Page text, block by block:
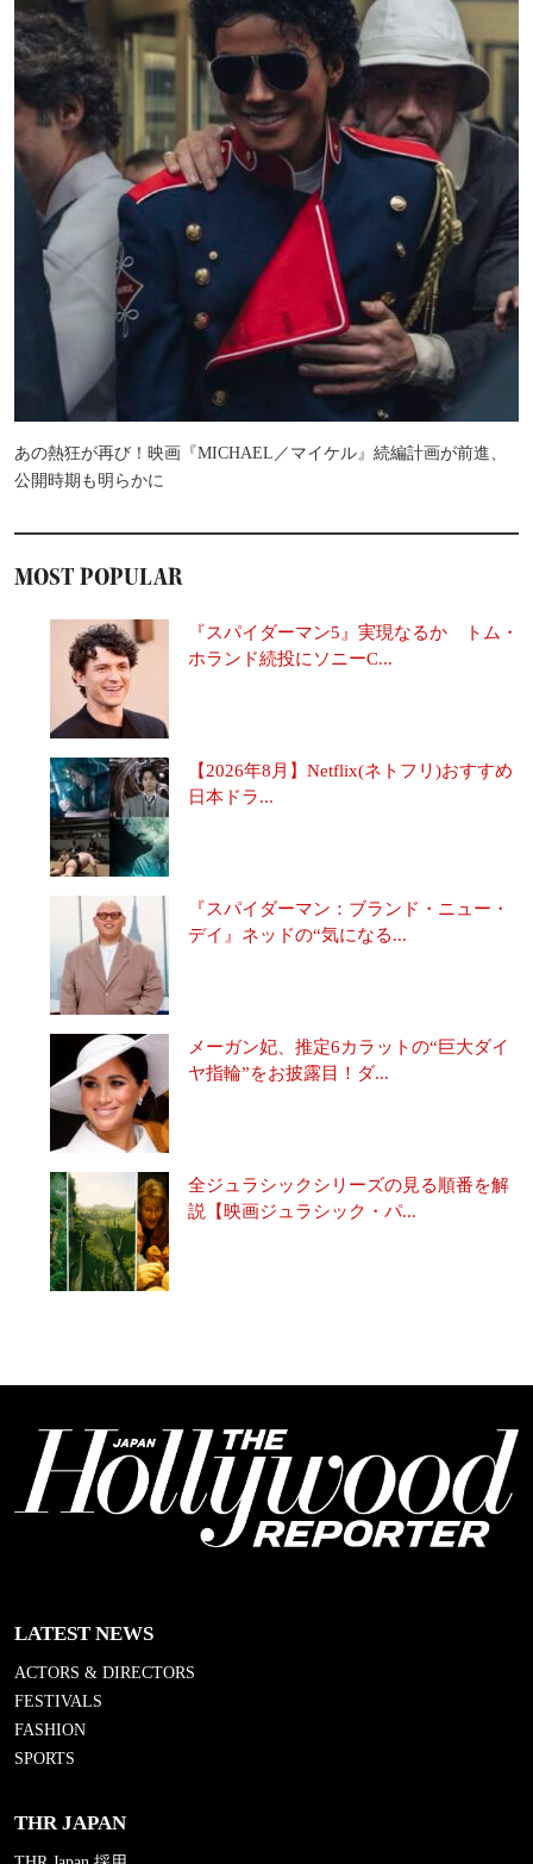
あの熱狂が再び！映画『MICHAEL／マイケル』続編計画が前進、
公開時期も明らかに
MOST POPULAR
『スパイダーマン5』実現なるか トム・
ホランド続投にソニーC...
【2026年8月】Netflix(ネトフリ)おすすめ
日本ドラ...
『スパイダーマン：ブランド・ニュー・
デイ』ネッドの“気になる...
メーガン妃、推定6カラットの“巨大ダイ
ヤ指輪”をお披露目！ダ...
全ジュラシックシリーズの見る順番を解
説【映画ジュラシック・パ...
LATEST NEWS
ACTORS & DIRECTORS
FESTIVALS
FASHION
SPORTS
THR JAPAN